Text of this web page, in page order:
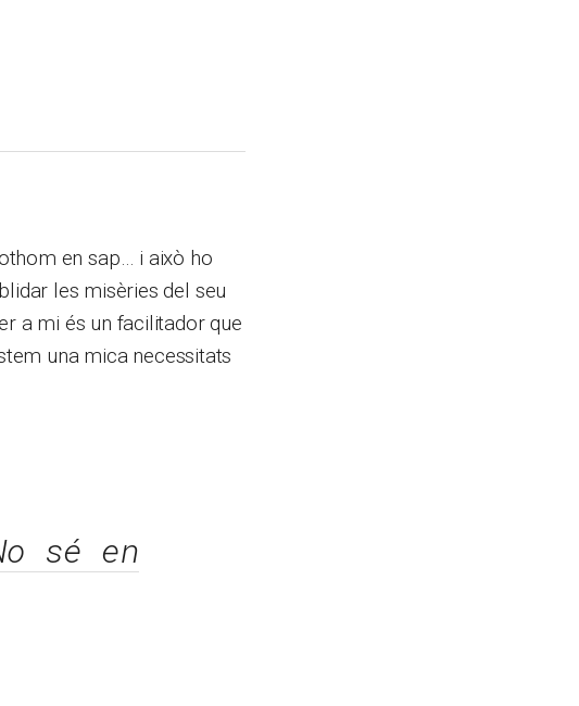
en sap… i això ho
les misèries del seu
a mi és un facilitador que
una mica necessitats
sé en